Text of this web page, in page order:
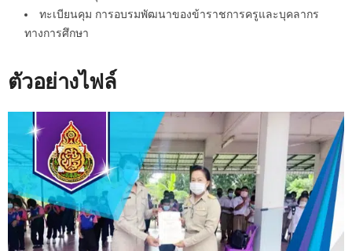
ทะเบียนคุม การอบรมพัฒนาของข้าราชการครูและบุคลากร
ทางการศึกษา
ตัวอย่างไฟล์